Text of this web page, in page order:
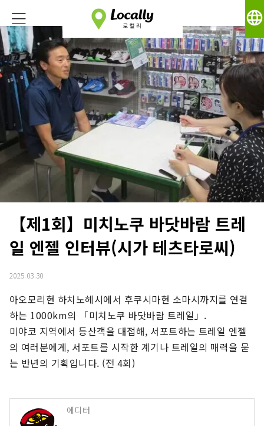
language
【제1회】미치노쿠 바닷바람 트레
일 엔젤 인터뷰(시가 테츠타로씨)
2025.03.30
아오모리현 하치노헤시에서 후쿠시마현 소마시까지를 연결
하는 1000km의 「미치노쿠 바닷바람 트레일」.
미야코 지역에서 등산객을 대접해, 서포트하는 트레일 엔젤
의 여러분에게, 서포트를 시작한 계기나 트레일의 매력을 묻
는 반년의 기획입니다. (전 4회)
에디터